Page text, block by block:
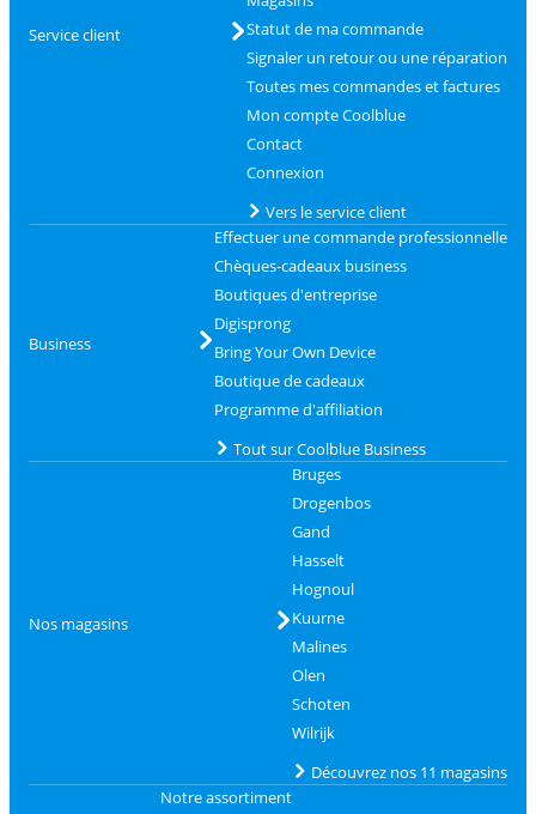
Service client
Statut de ma commande
Signaler un retour ou une réparation
Toutes mes commandes et factures
Mon compte Coolblue
Contact
Connexion
Vers le service client
Business
Effectuer une commande professionnelle
Chèques-cadeaux business
Boutiques d'entreprise
Digisprong
Bring Your Own Device
Boutique de cadeaux
Programme d'affiliation
Tout sur Coolblue Business
Nos magasins
Bruges
Drogenbos
Gand
Hasselt
Hognoul
Kuurne
Malines
Olen
Schoten
Wilrijk
Découvrez nos 11 magasins
Notre assortiment